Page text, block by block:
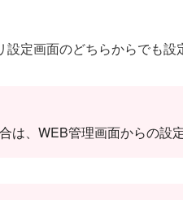
定画面のどちらからでも設
は、WEB管理画面からの設